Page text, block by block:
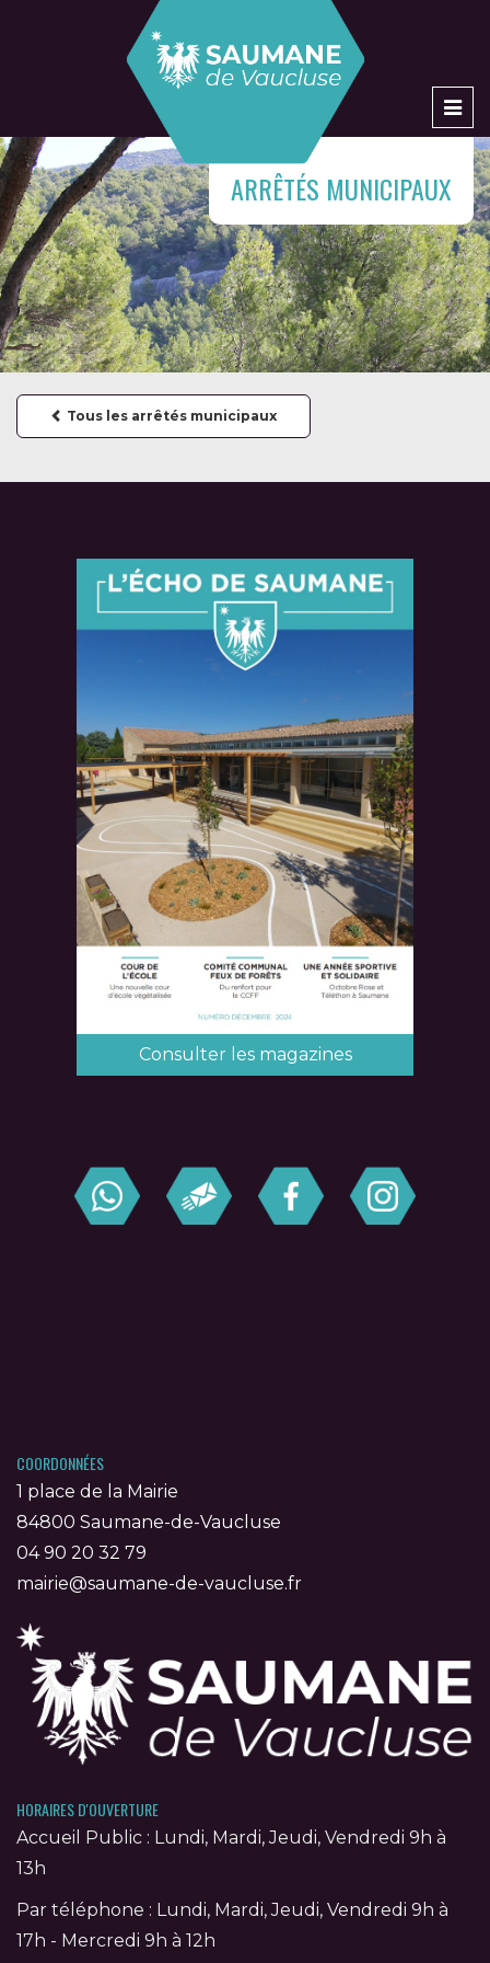
ARRÊTÉS MUNICIPAUX
Tous les arrêtés municipaux
Consulter les magazines
COORDONNÉES
1 place de la Mairie
84800 Saumane-de-Vaucluse
04 90 20 32 79
mairie@saumane-de-vaucluse.fr
HORAIRES D'OUVERTURE
Accueil Public : Lundi, Mardi, Jeudi, Vendredi 9h à
13h
Par téléphone : Lundi, Mardi, Jeudi, Vendredi 9h à
17h - Mercredi 9h à 12h